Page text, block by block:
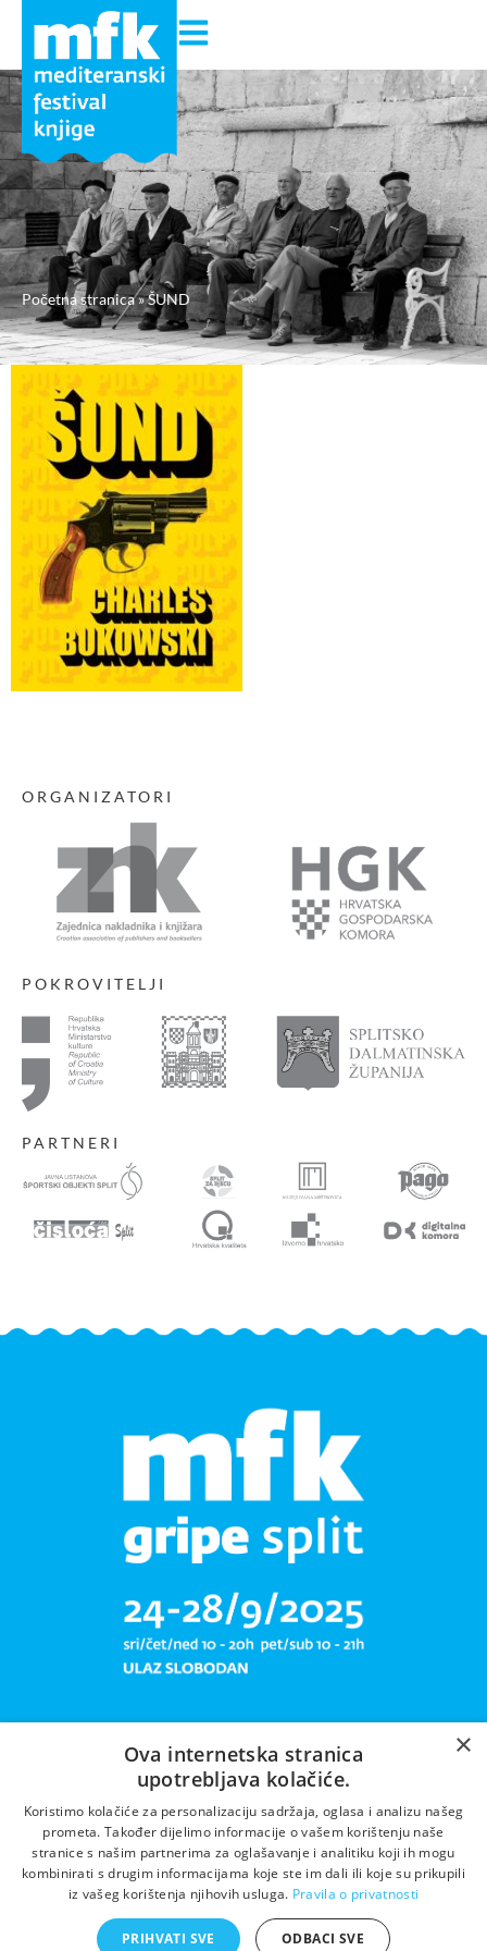
Početna stranica»ŠUND
ORGANIZATORI
POKROVITELJI
PARTNERI
Libar plete mrižu svoju!
×
Ova internetska stranica
upotrebljava kolačiće.
Koristimo kolačiće za personalizaciju sadržaja, oglasa i analizu našeg
prometa. Također dijelimo informacije o vašem korištenju naše
stranice s našim partnerima za oglašavanje i analitiku koji ih mogu
kombinirati s drugim informacijama koje ste im dali ili koje su prikupili
iz vašeg korištenja njihovih usluga. Pravila o privatnosti
PRIHVATI SVE ODBACI SVE